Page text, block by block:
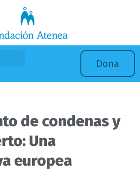
Dona
de condenas y
Una
europea